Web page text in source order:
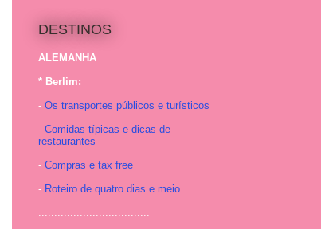
DESTINOS
ALEMANHA
* Berlim:
- Os transportes públicos e turísticos
- Comidas típicas e dicas de
restaurantes
- Compras e tax free
- Roteiro de quatro dias e meio
...................................